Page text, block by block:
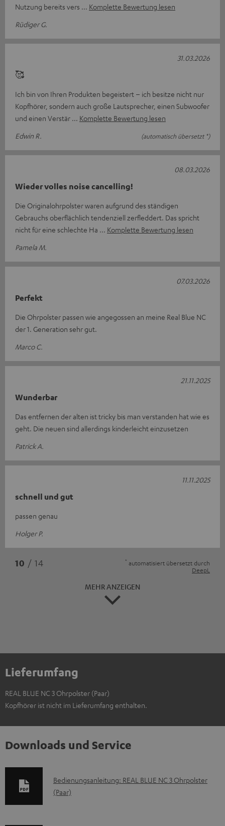
Nutzung bereits vers
Komplette Bewertung lesen
Rüdiger G.
🥰
Ich bin von Ihren Produkten begeistert – ich besitze nicht nur
Kopfhörer, sondern auch große Lautsprecher, einen Subwoofer
und einen Verstär
Komplette Bewertung lesen
Edwin R.
(automatisch übersetzt *)
31.03.2026
Wieder volles noise cancelling!
Die Originalohrpolster waren aufgrund des ständigen
Gebrauchs oberflächlich tendenziell zerfleddert. Das spricht
nicht für eine schlechte Ha
Komplette Bewertung lesen
Pamela M.
08.03.2026
Perfekt
Die Ohrpolster passen wie angegossen an meine Real Blue NC
der 1. Generation sehr gut.
Marco C.
07.03.2026
Wunderbar
Das entfernen der alten ist tricky bis man verstanden hat wie es
geht. Die neuen sind allerdings kinderleicht einzusetzen
Patrick A.
21.11.2025
schnell und gut
passen genau
Holger P.
11.11.2025
10 / 14 * automatisiert übersetzt durch
DeepL
MEHR ANZEIGEN
Lieferumfang
REAL BLUE NC 3 Ohrpolster (Paar)
Kopfhörer ist nicht im Lieferumfang enthalten.
Downloads und Service
D
o
Bedienungsanleitung: REAL BLUE NC 3 Ohrpolster
(Paar)